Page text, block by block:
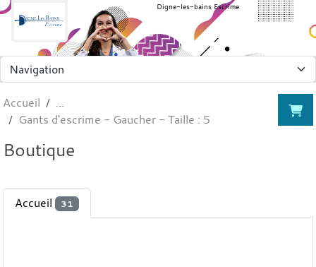
Digne-les-bains Escrime
Accueil
Gants d'escrime - Gaucher - Taille : 5
Boutique
Accueil 31
Panneau de gestion des cookies